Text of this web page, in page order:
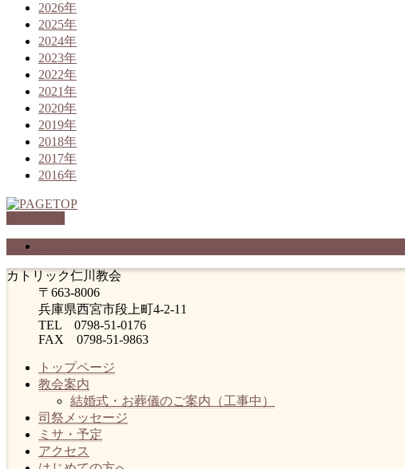
2026年
2025年
2024年
2023年
2022年
2021年
2020年
2019年
2018年
2017年
2016年
カトリック仁川教会
〒663-8006
兵庫県西宮市段上町4-2-11
TEL 0798-51-0176
FAX 0798-51-9863
トップページ
教会案内
結婚式・お葬儀のご案内（工事中）
司祭メッセージ
ミサ・予定
アクセス